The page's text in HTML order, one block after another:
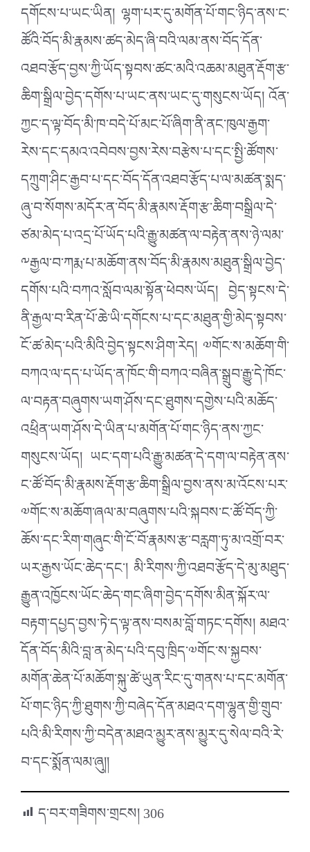
དགོངས་པ་ཡང་ཡིན། ལྷག་པར་དུ་མགོན་པོ་གང་ཉིད་ནས་ང་
ཚོའི་བོད་མི་རྣམས་ཚད་མེད་ཞི་བའི་ལམ་ནས་བོད་དོན་
འཐབ་རྩོད་བྱས་ཀྱི་ཡོད་སྟབས་ཚང་མའི་འཆམ་མཐུན་རྡོག་རྩ་
ཆིག་སྒྲིལ་བྱེད་དགོས་པ་ཡང་ནས་ཡང་དུ་གསུངས་ཡོད། འོན་
ཀྱང་ད་ལྟ་བོད་མི་ཁ་བདེ་པོ་མང་པོ་ཞིག་ནི་ནང་ཁུལ་རྒྱག་
རེས་དང་དམའ་འབེབས་བྱས་རེས་བརྩེས་པ་དང་སྤྱི་ཚོགས་
དཀྲུག་ཤིང་རྒྱབ་པ་དང་བོད་དོན་འཐབ་རྩོད་པ་ལ་མཚན་སྨད་
ཞུ་བ་སོགས་མདོར་ན་བོད་མི་རྣམས་རྡོག་རྩ་ཆིག་བསྒྲིལ་དེ་
ཙམ་མེད་པ་འདྲ་པོ་ཡོད་པའི་རྒྱུ་མཚན་ལ་བརྟེན་ནས་ཉེ་ལམ་
༸རྒྱལ་བ་ཀརྨ་པ་མཆོག་ནས་བོད་མི་རྣམས་མཐུན་སྒྲིལ་བྱེད་
དགོས་པའི་བཀའ་སློབ་ལམ་སྟོན་ཕེབས་ཡོད། བྱེད་སྟངས་དེ་
ནི་རྒྱལ་བ་རིན་པོ་ཆེ་ཡི་དགོངས་པ་དང་མཐུན་གྱི་མེད་སྟབས་
ངོ་ཚ་མེད་པའི་མིའི་བྱེད་སྟངས་ཤིག་རེད། ༧གོང་ས་མཆོག་གི་
བཀའ་ལ་དད་པ་ཡོད་ན་ཁོང་གི་བཀའ་བཞིན་སྒྲུབ་རྒྱུ་དེ་ཁོང་
ལ་བརྟན་བཞུགས་ཡག་ཤོས་དང་ཐུགས་དགྱེས་པའི་མཆོད་
འཕྲིན་ཡག་ཤོས་དེ་ཡིན་པ་མགོན་པོ་གང་ཉིད་ནས་ཀྱང་
གསུངས་ཡོད། ཡང་དག་པའི་རྒྱུ་མཚན་དེ་དག་ལ་བརྟེན་ནས་
ང་ཚོ་བོད་མི་རྣམས་རྡོག་རྩ་ཆིག་སྒྲིལ་བྱས་ནས་མ་འོངས་པར་
༧གོང་ས་མཆོག་ཞལ་མ་བཞུགས་པའི་སྐབས་ང་ཚོ་བོད་ཀྱི་
ཆོས་དང་རིག་གཞུང་གི་ངོ་བོ་རྣམས་རྩ་བརླག་ཏུ་མ་འགྲོ་བར་
ཡར་རྒྱས་ཡོང་ཆེད་དང་། མི་རིགས་ཀྱི་འཐབ་རྩོད་དེ་མུ་མཐུད་
རྒྱུན་འཁྱོངས་ཡོང་ཆེད་གང་ཞིག་བྱེད་དགོས་མིན་སྐོར་ལ་
བརྟག་དཔྱད་བྱས་ཏེ་ད་ལྟ་ནས་བསམ་བློ་གཏང་དགོས། མཐའ་
དོན་བོད་མིའི་བླ་ན་མེད་པའི་དབུ་ཁྲིད་༧གོང་ས་སྐྱབས་
མགོན་ཆེན་པོ་མཆོག་སྐུ་ཚེ་ཡུན་རིང་དུ་གནས་པ་དང་མགོན་
པོ་གང་ཉིད་ཀྱི་ཐུགས་ཀྱི་བཞེད་དོན་མཐའ་དག་ལྷུན་གྱི་གྲུབ་
པའི་མི་རིགས་ཀྱི་བདེན་མཐའ་མྱུར་ནས་མྱུར་དུ་སེལ་བའི་རེ་
བ་དང་སྨོན་ལམ་ཞུ།།
ད་བར་གཟིགས་གྲངས།306